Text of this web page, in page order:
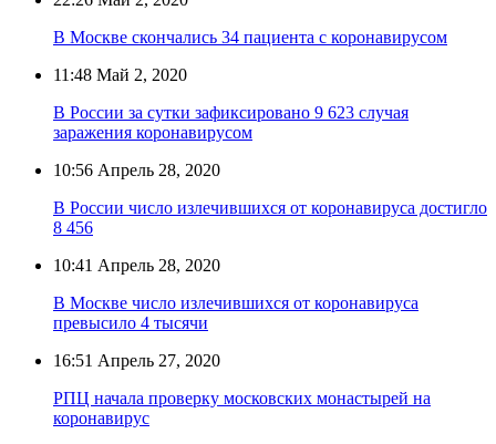
В Москве скончались 34 пациента с коронавирусом
11:48 Май 2, 2020
В России за сутки зафиксировано 9 623 случая
заражения коронавирусом
10:56 Апрель 28, 2020
В России число излечившихся от коронавируса достигло
8 456
10:41 Апрель 28, 2020
В Москве число излечившихся от коронавируса
превысило 4 тысячи
16:51 Апрель 27, 2020
РПЦ начала проверку московских монастырей на
коронавирус